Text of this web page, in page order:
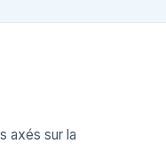
axés sur la